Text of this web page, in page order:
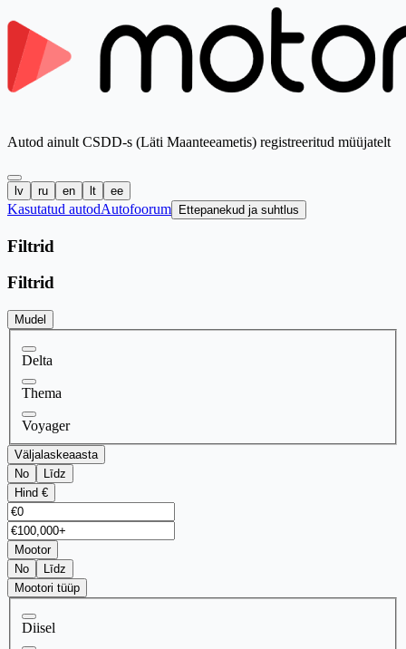
Autod ainult CSDD-s (Läti Maanteeametis) registreeritud müüjatelt
lv ru en lt ee
Kasutatud autodAutofoorum Ettepanekud ja suhtlus
Filtrid
Filtrid
Mudel
Delta
Thema
Voyager
Väljalaskeaasta
No
Līdz
Hind €
Mootor
No
Līdz
Mootori tüüp
Diisel